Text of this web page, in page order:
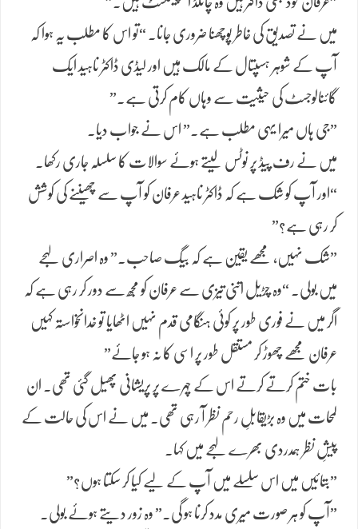
​میں نے تصدیق کی خاطر پوچھنا ضروری جانا۔ “تو اس کا مطلب یہ ہوا کہ
آپ کے شوہر ہسپتال کے مالک ہیں اور لیڈی ڈاکٹر ناہید ایک
گائنالوجسٹ کی حیثیت سے وہاں کام کرتی ہے۔”
​”جی ہاں میرا یہی مطلب ہے۔” اس نے جواب دیا۔
​میں نے رف پیڈ پر نوٹس لیتے ہوئے سوالات کا سلسلہ جاری رکھا۔
“اور آپ کو شک ہے کہ ڈاکٹر ناہید عرفان کو آپ سے چھیننے کی کوشش
کر رہی ہے؟”
​”شک نہیں، مجھے یقین ہے کہ بیگ صاحب۔” وہ اصراری لہجے
میں بولی۔ “وہ چڑیل اتنی تیزی سے عرفان کو مجھ سے دور کر رہی ہے کہ
اگر میں نے فوری طور پر کوئی ہنگامی قدم نہیں اٹھایا تو خدانخواستہ کہیں
عرفان مجھے چھوڑ کر مستقل طور پر اسی کا نہ ہو جائے”
​بات ختم کرتے کرتے اس کے چہرے پر پریشانی پھیل گئی تھی۔ ان
لمحات میں وہ بڑی​قابلِ رحم نظر آ رہی تھی۔ میں نے اس کی حالت کے
پیشِ نظر ہمدردی بھرے لہجے میں کہا۔
​”بتائیں میں اس سلسلے میں آپ کے لیے کیا کر سکتا ہوں؟”
​”آپ کو ہر صورت میری مدد کرنا ہو گی۔” وہ زور دیتے ہوئے بولی۔